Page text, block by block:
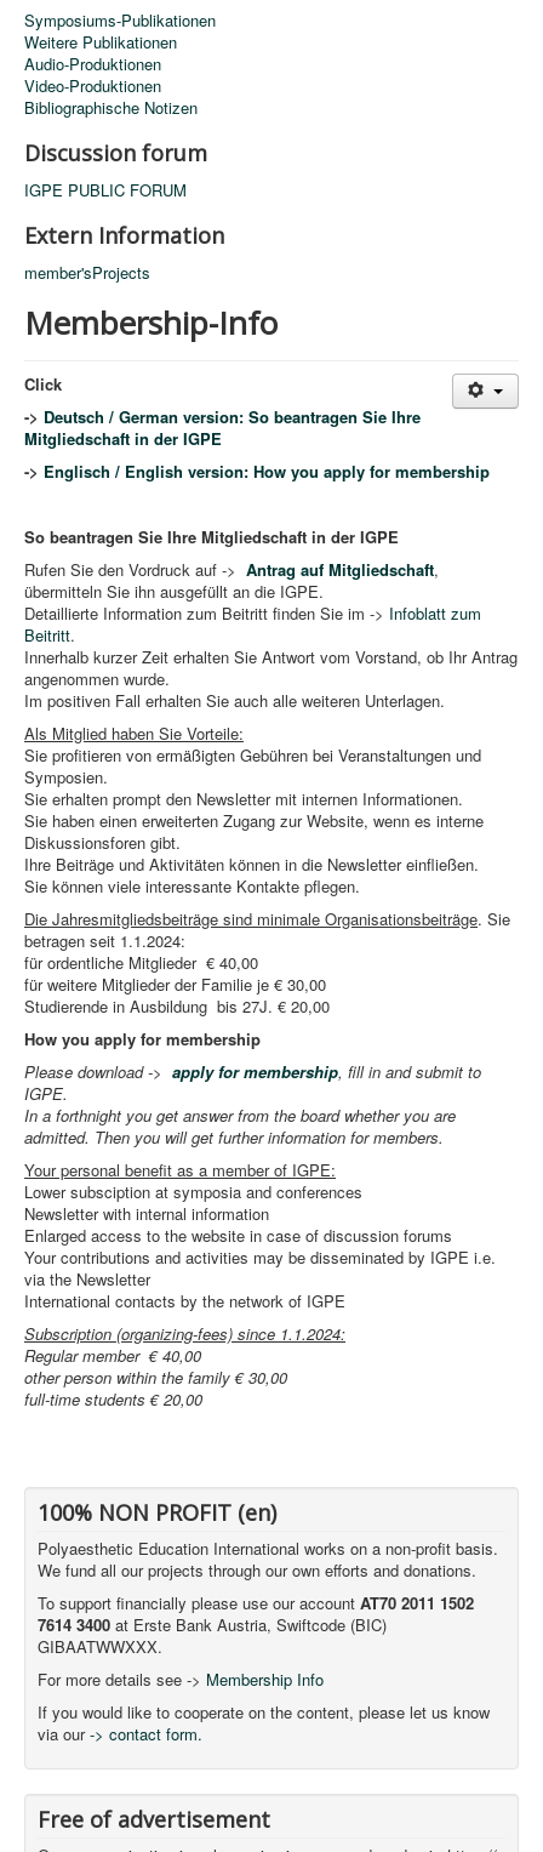
Symposiums-Publikationen
Weitere Publikationen
Audio-Produktionen
Video-Produktionen
Bibliographische Notizen
Discussion forum
IGPE PUBLIC FORUM
Extern Information
member'sProjects
Membership-Info
Click
-> Deutsch / German version: So beantragen Sie Ihre
Mitgliedschaft in der IGPE
-> Englisch / English version: How you apply for membership
So beantragen Sie Ihre Mitgliedschaft in der IGPE
Rufen Sie den Vordruck auf -> Antrag auf Mitgliedschaft,
übermitteln Sie ihn ausgefüllt an die IGPE.
Detaillierte Information zum Beitritt finden Sie im -> Infoblatt zum
Beitritt.
Innerhalb kurzer Zeit erhalten Sie Antwort vom Vorstand, ob Ihr Antrag
angenommen wurde.
Im positiven Fall erhalten Sie auch alle weiteren Unterlagen.
Als Mitglied haben Sie Vorteile:
Sie profitieren von ermäßigten Gebühren bei Veranstaltungen und
Symposien.
Sie erhalten prompt den Newsletter mit internen Informationen.
Sie haben einen erweiterten Zugang zur Website, wenn es interne
Diskussionsforen gibt.
Ihre Beiträge und Aktivitäten können in die Newsletter einfließen.
Sie können viele interessante Kontakte pflegen.
Die Jahresmitgliedsbeiträge sind minimale Organisationsbeiträge. Sie
betragen seit 1.1.2024:
für ordentliche Mitglieder € 40,00
für weitere Mitglieder der Familie je € 30,00
Studierende in Ausbildung bis 27J. € 20,00
How you apply for membership
Please download -> apply for membership, fill in and submit to
IGPE.
In a forthnight you get answer from the board whether you are
admitted. Then you will get further information for members.
Your personal benefit as a member of IGPE:
Lower subsciption at symposia and conferences
Newsletter with internal information
Enlarged access to the website in case of discussion forums
Your contributions and activities may be disseminated by IGPE i.e.
via the Newsletter
International contacts by the network of IGPE
Subscription (organizing-fees) since 1.1.2024:
Regular member € 40,00
other person within the family € 30,00
full-time students € 20,00
100% NON PROFIT (en)
Polyaesthetic Education International works on a non-profit basis.
We fund all our projects through our own efforts and donations.
To support financially please use our account AT70 2011 1502
7614 3400 at Erste Bank Austria, Swiftcode (BIC)
GIBAATWWXXX.
For more details see -> Membership Info
If you would like to cooperate on the content, please let us know
via our-> contact form.
Free of advertisement